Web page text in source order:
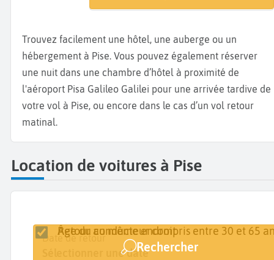
Trouvez facilement une hôtel, une auberge ou un
hébergement à Pise. Vous pouvez également réserver
une nuit dans une chambre d’hôtel à proximité de
l'aéroport Pisa Galileo Galilei pour une arrivée tardive de
votre vol à Pise, ou encore dans le cas d’un vol retour
matinal.
Location de voitures à Pise
Lieu de retrait
Date de retrait
Sélectionner une date
Date de retour
Sélectionner une date
Retour au même endroit
Âge du conducteur compris entre 30 et 65
Rechercher